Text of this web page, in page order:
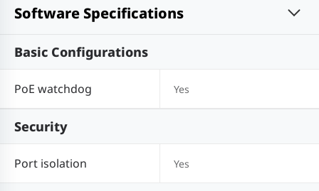
Software Specifications
Basic Configurations
PoE watchdog Yes
Security
Port isolation Yes